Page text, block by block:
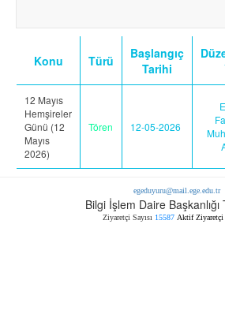
Konu Türü
Başlangıç
Tarihi
12 Mayıs
Hemşireler
Günü (12
Mayıs
2026)
Tören 12-05-2026
egeduyuru@mail.ege.edu.tr
Bilgi İşlem Daire
Ziyaretçi Sayısı 15587 Aktif Ziyaretçi